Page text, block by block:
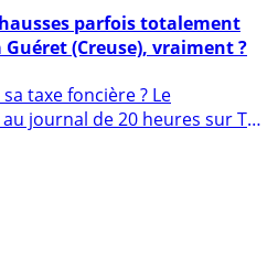
(Creuse), vraiment ?
journal de 20 heures sur TF1